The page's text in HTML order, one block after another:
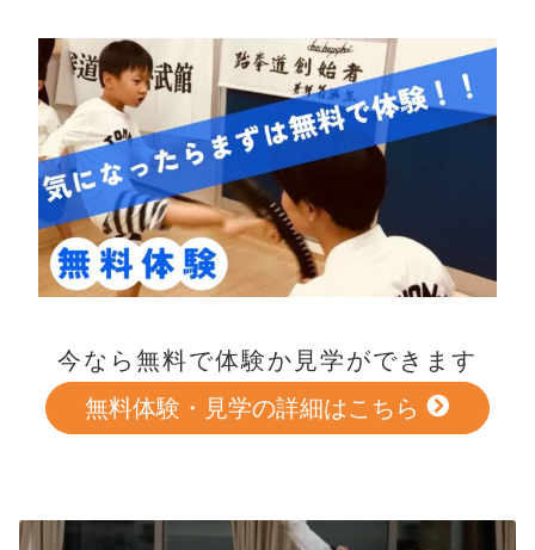
今なら無料で体験か見学ができます
無料体験・見学の詳細はこちら